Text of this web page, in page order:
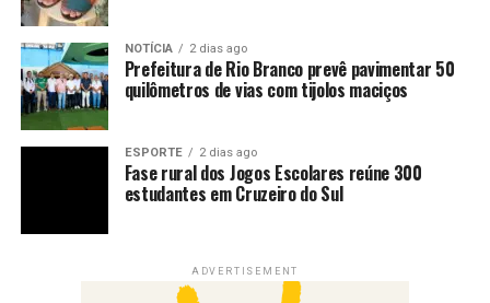
NOTÍCIA 2 dias ago
Prefeitura de Rio Branco prevê pavimentar 50
quilômetros de vias com tijolos maciços
ESPORTE 2 dias ago
Fase rural dos Jogos Escolares reúne 300
estudantes em Cruzeiro do Sul
ADVERTISEMENT